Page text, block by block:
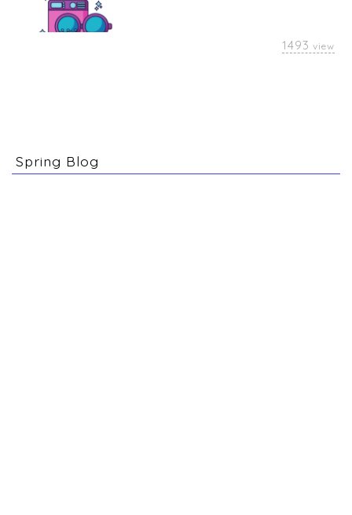
1493 view
Spring Blog